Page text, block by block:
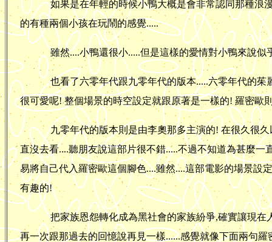
如果是在年輕的時候小鴨大概是會非常認同那種浪
的有種兩個小孩在玩鬧的感覺.....
雖然....小鴨還很小.....但是這樣的愛情對小鴨來說似
也看了六零年代跟九零年代的版本.....六零年代的
很可愛呢! 整個場景的時空設定就跟原著是一樣的! 羅密
九零年代的版本則是由李奧那多主演的! 在很久很
直沒去看....聽朋友說這部片很不錯.....不過不知道為甚麼
易將自己代入羅密歐這個腳色....雖然....這部電影的場景設
有趣的!
把家族恩怨轉化成為黑社會的家族紛爭,確實讓現
再一次跟那過去的回憶說再見一樣......感覺就像下面兩句